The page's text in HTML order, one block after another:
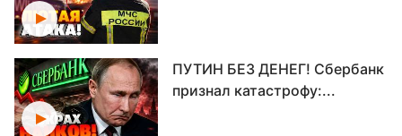
ПУТИН БЕЗ ДЕНЕГ! Сбербанк
признал катастрофу:...